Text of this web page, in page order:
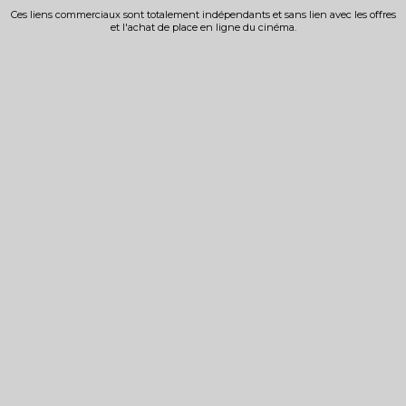
Ces liens commerciaux sont totalement indépendants et sans lien avec les offres
et l'achat de place en ligne du cinéma.